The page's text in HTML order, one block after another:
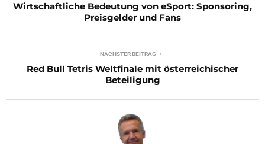
Wirtschaftliche Bedeutung von eSport: Sponsoring,
Preisgelder und Fans
NÄCHSTER BEITRAG
Red Bull Tetris Weltfinale mit österreichischer
Beteiligung